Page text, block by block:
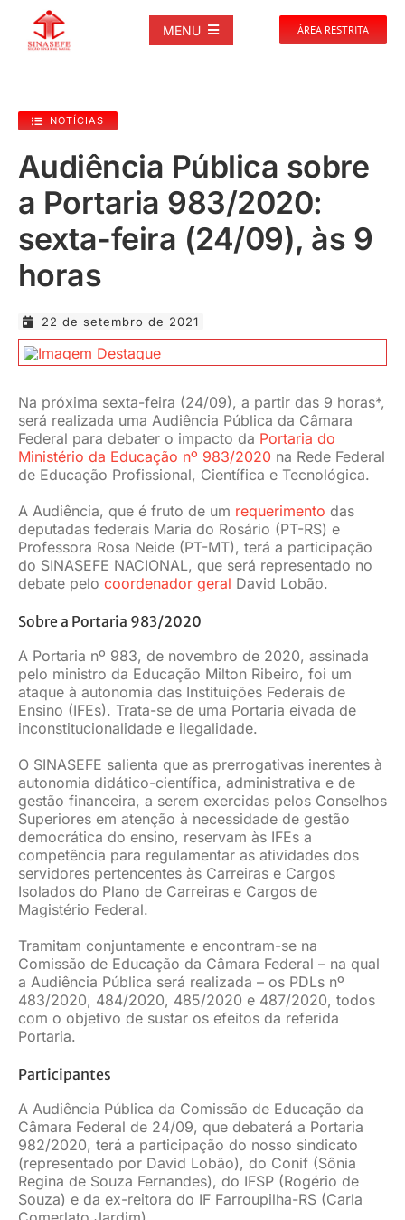
MENU
NOTÍCIAS
PUBLICAÇÕES
DOCUMENTOS
GALERIAS
JURÍDICO
CONTATO
ÁREA RESTRITA
NOTÍCIAS
Audiência Pública sobre
a Portaria 983/2020:
sexta-feira (24/09), às 9
horas
22 de setembro de 2021
Na próxima sexta-feira (24/09), a partir das 9 horas*,
será realizada uma Audiência Pública da Câmara
Federal para debater o impacto da Portaria do
Ministério da Educação nº 983/2020 na Rede Federal
de Educação Profissional, Científica e Tecnológica.
A Audiência, que é fruto de um requerimento das
deputadas federais Maria do Rosário (PT-RS) e
Professora Rosa Neide (PT-MT), terá a participação
do SINASEFE NACIONAL, que será representado no
debate pelo coordenador geral David Lobão.
Sobre a Portaria 983/2020
A Portaria nº 983, de novembro de 2020, assinada
pelo ministro da Educação Milton Ribeiro, foi um
ataque à autonomia das Instituições Federais de
Ensino (IFEs). Trata-se de uma Portaria eivada de
inconstitucionalidade e ilegalidade.
O SINASEFE salienta que as prerrogativas inerentes à
autonomia didático-científica, administrativa e de
gestão financeira, a serem exercidas pelos Conselhos
Superiores em atenção à necessidade de gestão
democrática do ensino, reservam às IFEs a
competência para regulamentar as atividades dos
servidores pertencentes às Carreiras e Cargos
Isolados do Plano de Carreiras e Cargos de
Magistério Federal.
Tramitam conjuntamente e encontram-se na
Comissão de Educação da Câmara Federal – na qual
a Audiência Pública será realizada – os PDLs nº
483/2020, 484/2020, 485/2020 e 487/2020, todos
com o objetivo de sustar os efeitos da referida
Portaria.
Participantes
A Audiência Pública da Comissão de Educação da
Câmara Federal de 24/09, que debaterá a Portaria
982/2020, terá a participação do nosso sindicato
(representado por David Lobão), do Conif (Sônia
Regina de Souza Fernandes), do IFSP (Rogério de
Souza) e da ex-reitora do IF Farroupilha-RS (Carla